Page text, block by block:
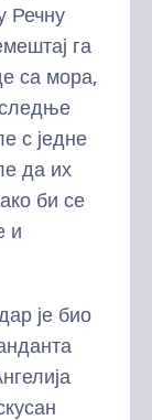
Речну
га
са мора,
с једне
да их
би се
и
је био